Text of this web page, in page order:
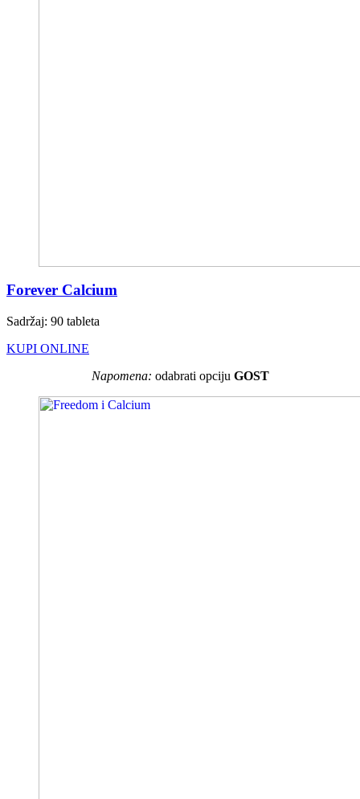
Forever Calcium
Sadržaj: 90 tableta
KUPI ONLINE
Napomena: odabrati opciju GOST